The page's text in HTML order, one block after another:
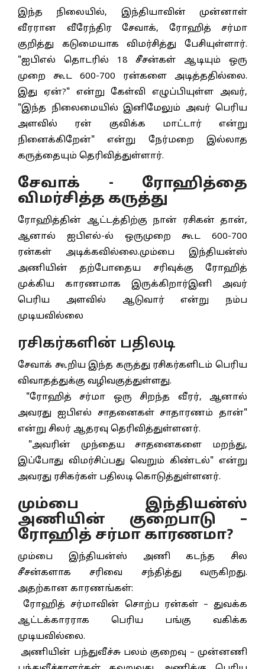
இந்த நிலையில், இந்தியாவின் முன்னாள்
வீரரான வீரேந்திர சேவாக், ரோஹித் சர்மா
குறித்து கடுமையாக விமர்சித்து பேசியுள்ளார்.
"ஐபிஎல் தொடரில் 18 சீசன்கள் ஆடியும் ஒரு
முறை கூட 600-700 ரன்களை அடித்ததில்லை.
இது ஏன்?" என்று கேள்வி எழுப்பியுள்ள அவர்,
"இந்த நிலைமையில் இனிமேலும் அவர் பெரிய
அளவில் ரன் குவிக்க மாட்டார் என்று
நினைக்கிறேன்" என்று நேர்மறை இல்லாத
கருத்தையும் தெரிவித்துள்ளார்.
சேவாக் - ரோஹித்தை
விமர்சித்த கருத்து
ரோஹித்தின் ஆட்டத்திற்கு நான் ரசிகன் தான்,
ஆனால் ஐபிஎல்-ல் ஒருமுறை கூட 600-700
ரன்கள் அடிக்கவில்லை.மும்பை இந்தியன்ஸ்
அணியின் தற்போதைய சரிவுக்கு ரோஹித்
முக்கிய காரணமாக இருக்கிறார்இனி அவர்
பெரிய அளவில் ஆடுவார் என்று நம்ப
முடியவில்லை
ரசிகர்களின் பதிலடி
சேவாக் கூறிய இந்த கருத்து ரசிகர்களிடம் பெரிய
விவாதத்துக்கு வழிவகுத்துள்ளது.
"ரோஹித் சர்மா ஒரு சிறந்த வீரர், ஆனால்
அவரது ஐபிஎல் சாதனைகள் சாதாரணம் தான்"
என்று சிலர் ஆதரவு தெரிவித்துள்ளனர்.
"அவரின் முந்தைய சாதனைகளை மறந்து,
இப்போது விமர்சிப்பது வெறும் கிண்டல்" என்று
அவரது ரசிகர்கள் பதிலடி கொடுத்துள்ளனர்.
மும்பை இந்தியன்ஸ்
அணியின் குறைபாடு –
ரோஹித் சர்மா காரணமா?
மும்பை இந்தியன்ஸ் அணி கடந்த சில
சீசன்களாக சரிவை சந்தித்து வருகிறது.
அதற்கான காரணங்கள்:
ரோஹித் சர்மாவின் சொற்ப ரன்கள் – துவக்க
ஆட்டக்காரராக பெரிய பங்கு வகிக்க
முடியவில்லை.
அணியின் பந்துவீச்சு பலம் குறைவு – முன்னணி